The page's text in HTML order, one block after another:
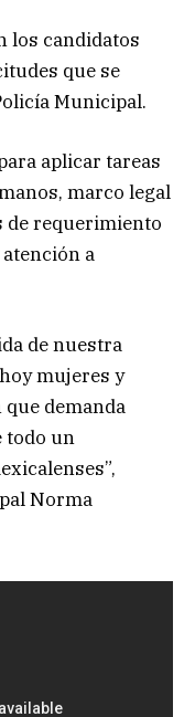
los candidatos
que se
Municipal.
aplicar tareas
marco legal
de requerimiento
a
de nuestra
mujeres y
demanda
todo un
Norma